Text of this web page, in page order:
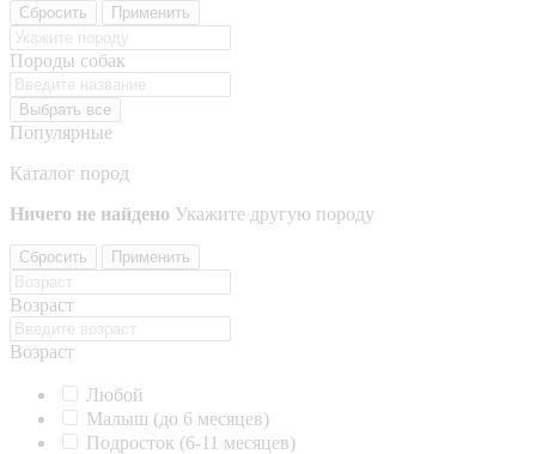
Сбросить Применить
Породы собак
Выбрать все
Популярные
Каталог пород
Ничего не найдено Укажите другую породу
Сбросить Применить
Возраст
Возраст
Любой
Малыш (до 6 месяцев)
Подросток (6-11 месяцев)